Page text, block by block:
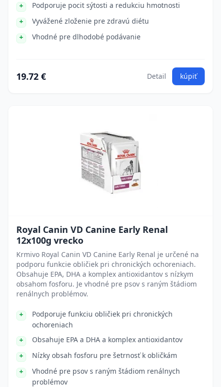
Podporuje pocit sýtosti a redukciu hmotnosti
Vyvážené zloženie pre zdravú diétu
Vhodné pre dlhodobé podávanie
19.72 € Detail kúpiť
Royal Canin VD Canine Early Renal
12x100g vrecko
Krmivo Royal Canin VD Canine Early Renal je určené na
podporu funkcie obličiek pri chronických ochoreniach.
Obsahuje EPA, DHA a komplex antioxidantov s nízkym
obsahom fosforu. Je vhodné pre psov s raným štádiom
renálnych problémov.
Podporuje funkciu obličiek pri chronických
ochoreniach
Obsahuje EPA a DHA a komplex antioxidantov
Nízky obsah fosforu pre šetrnosť k obličkám
Vhodné pre psov s raným štádiom renálnych
problémov